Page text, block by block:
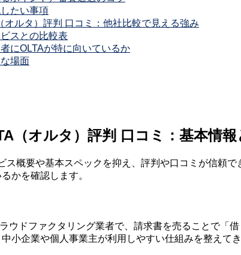
たい事項
オルタ）評判 口コミ：他社比較で見える強み
スとの比較表
にOLTAが特に向いているか
場面
（オルタ）評判 口コミ：基本情報
ス概要や基本スペックを抑え、評判や口コミが信頼
かを確認します。
ウドファクタリング業者で、請求書を売ることで「
小企業や個人事業主が利用しやすい仕組みを整えてき